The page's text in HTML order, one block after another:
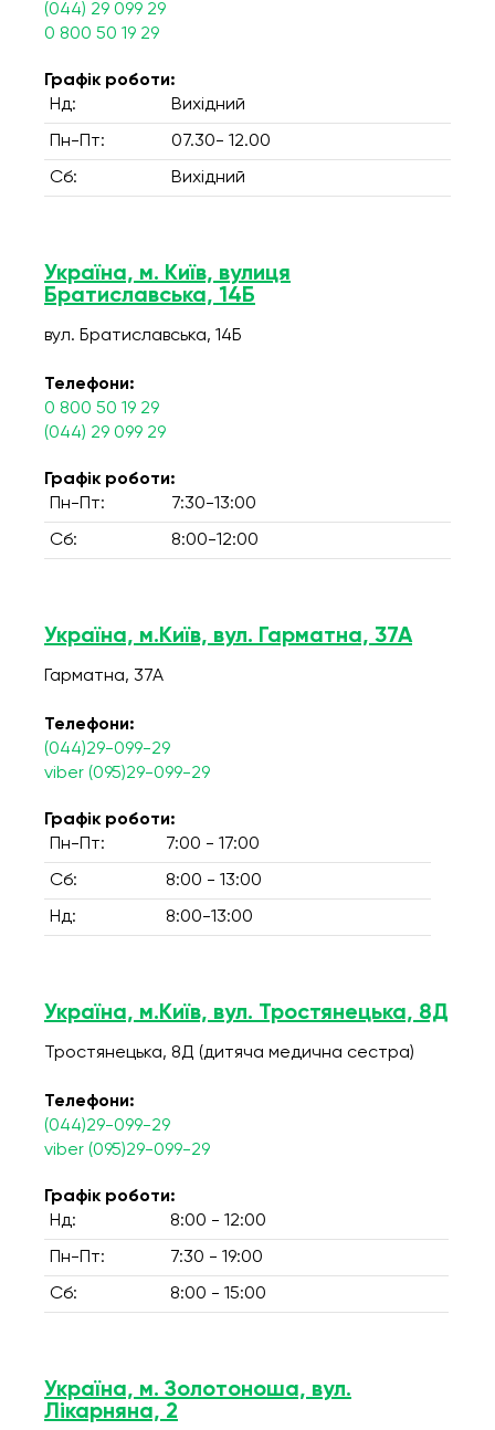
(044) 29 099 29
0 800 50 19 29
Графік роботи:
Нд:
Вихідний
Пн-Пт: 07.30- 12.00
Сб: Вихідний
Україна, м. Київ, вулиця
Братиславська, 14Б
вул. Братиславська, 14Б
Телефони:
0 800 50 19 29
(044) 29 099 29
Графік роботи:
Пн-Пт:
7:30-13:00
Сб: 8:00-12:00
Україна, м.Київ, вул. Гарматна, 37А
Гарматна, 37А
Телефони:
(044)29-099-29
viber (095)29-099-29
Графік роботи:
Пн-Пт:
7:00 - 17:00
Сб: 8:00 - 13:00
Нд: 8:00-13:00
Україна, м.Київ, вул. Тростянецька, 8Д
Тростянецька, 8Д (дитяча медична сестра)
Телефони:
(044)29-099-29
viber (095)29-099-29
Графік роботи:
Нд:
8:00 - 12:00
Пн-Пт: 7:30 - 19:00
Сб: 8:00 - 15:00
Україна, м. Золотоноша, вул.
Лікарняна, 2